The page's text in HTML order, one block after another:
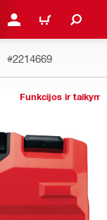
PRISIJUNGTI ARBA
PIRKINIŲ
#2214669
Funkcijos ir